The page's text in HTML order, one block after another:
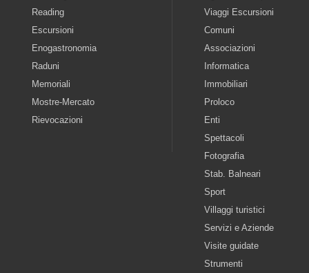
Reading
Escursioni
Enogastronomia
Raduni
Memoriali
Mostre-Mercato
Rievocazioni
Viaggi Escursioni
Comuni
Associazioni
Informatica
Immobiliari
Proloco
Enti
Spettacoli
Fotografia
Stab. Balneari
Sport
Villaggi turistici
Servizi e Aziende
Visite guidate
Strumenti